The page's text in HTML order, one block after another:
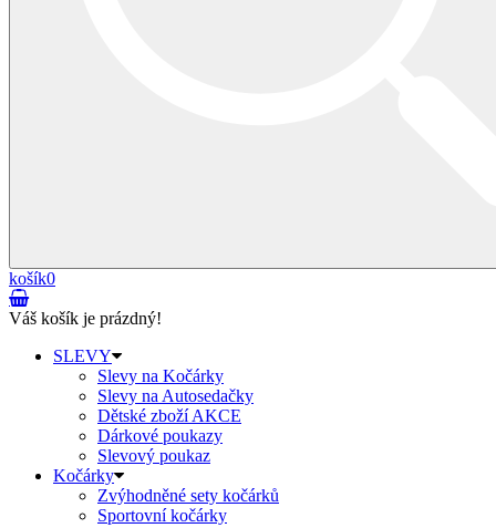
košík0
Váš košík je prázdný!
SLEVY
Slevy na Kočárky
Slevy na Autosedačky
Dětské zboží AKCE
Dárkové poukazy
Slevový poukaz
Kočárky
Zvýhodněné sety kočárků
Sportovní kočárky